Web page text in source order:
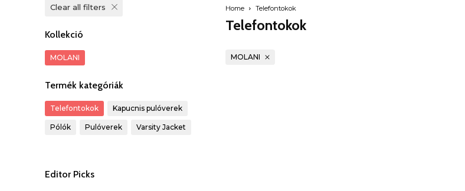
Clear all filters
Kollekció
MOLANI
Termék kategóriák
Telefontokok Kapucnis pulóverek
Pólók Pulóverek Varsity Jacket
Editor Picks
Home Telefontokok
Telefontokok
MOLANI